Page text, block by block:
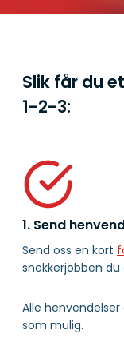
Slik får du
1-2-3:
1. Send
Send oss en kort
snekkerjobben du
Alle
som mulig.